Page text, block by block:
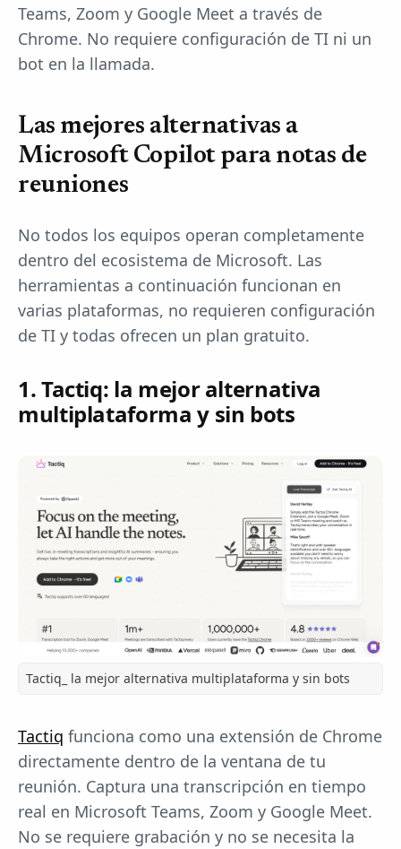
Teams, Zoom y Google Meet a través de
Chrome. No requiere configuración de TI ni un
bot en la llamada.
Las mejores alternativas a
Microsoft Copilot para notas de
reuniones
No todos los equipos operan completamente
dentro del ecosistema de Microsoft. Las
herramientas a continuación funcionan en
varias plataformas, no requieren configuración
de TI y todas ofrecen un plan gratuito.
1. Tactiq: la mejor alternativa
multiplataforma y sin bots
Tactiq_ la mejor alternativa multiplataforma y sin bots
Tactiq funciona como una extensión de Chrome
directamente dentro de la ventana de tu
reunión. Captura una transcripción en tiempo
real en Microsoft Teams, Zoom y Google Meet.
No se requiere grabación y no se necesita la